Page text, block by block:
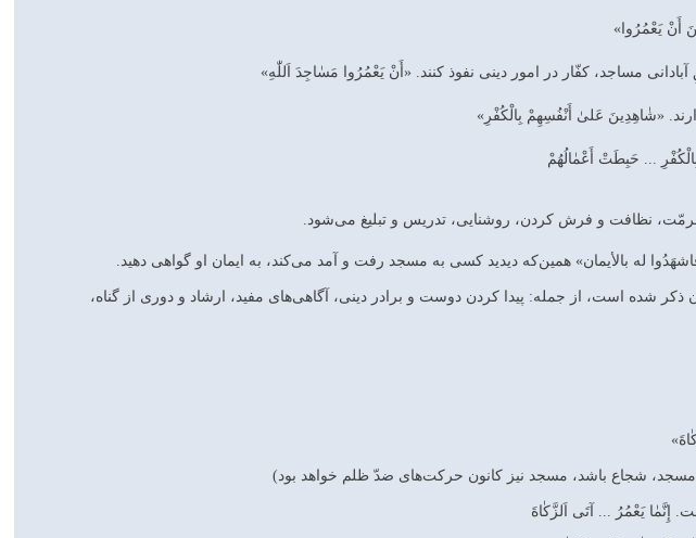
أَنْ يَعْمُرُوا»
مساجد، كفّار در امور دينى نفوذ كنند. «أَنْ يَعْمُرُوا مَسٰاجِدَ اَللّٰهِ‌»
«شٰاهِدِينَ عَلىٰ أَنْفُسِهِمْ بِالْكُفْرِ»
... حَبِطَتْ أَعْمٰالُهُمْ‌
نظافت و فرش كردن، روشنايى، تدريس و تبليغ مى‌شود.
له بالأيمان» همين‌كه ديديد كسى به مسجد رفت و آمد مى‌كند، به ايمان او گواهى دهيد.
شده است، از جمله: پيدا كردن دوست و برادر دينى، آگاهى‌هاى مفيد، ارشاد و دورى از گناه،
شجاع باشد، مسجد نيز كانون حركت‌هاى ضدّ ظلم خواهد بود)